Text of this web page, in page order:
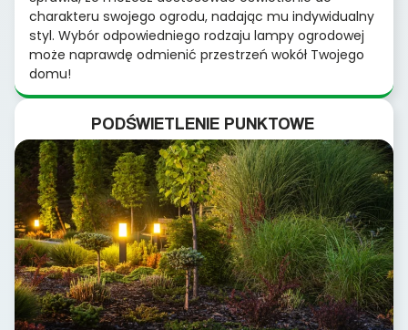
charakteru swojego ogrodu, nadając mu indywidualny
styl. Wybór odpowiedniego rodzaju lampy ogrodowej
może naprawdę odmienić przestrzeń wokół Twojego
domu!
PODŚWIETLENIE PUNKTOWE